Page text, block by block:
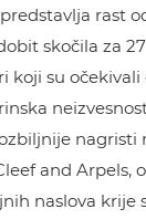
rast
skočila za
koji su
nagristi
and Arpels,
naslova krije